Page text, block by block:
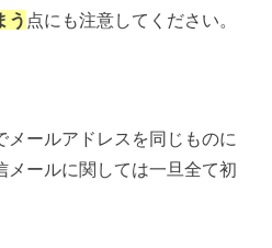
う 点にも注意してください。
ールアドレスを同じものに
メールに関しては一旦全て初